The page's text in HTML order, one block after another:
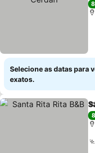
Selecione as datas para
exatos.